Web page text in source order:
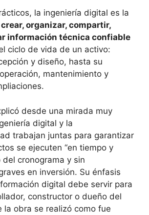
la ingeniería digital es la
crear, organizar, compartir,
información técnica confiable
ciclo de vida de un activo:
y diseño, hasta su
mantenimiento y
desde una mirada muy
digital y la
trabajan juntas para garantizar
se ejecuten “en tiempo y
del cronograma y sin
en inversión. Su énfasis
digital debe servir para
constructor o dueño del
la obra se realizó como fue